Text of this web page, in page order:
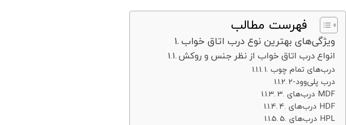
فهرست مطالب
ویژگی‌های بهترین نوع درب اتاق خواب
انواع درب‌ اتاق خواب از نظر جنس و روکش
1. درب‌های تمام چوب
2-درب پلی‌وود
3. درب‌های MDF
4. درب‌های HDF
5. درب‌های HPL